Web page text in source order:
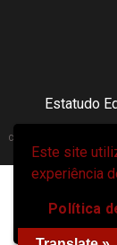
Este site
experiência
Política
Estatudo
Copyright 2021 © Sporting